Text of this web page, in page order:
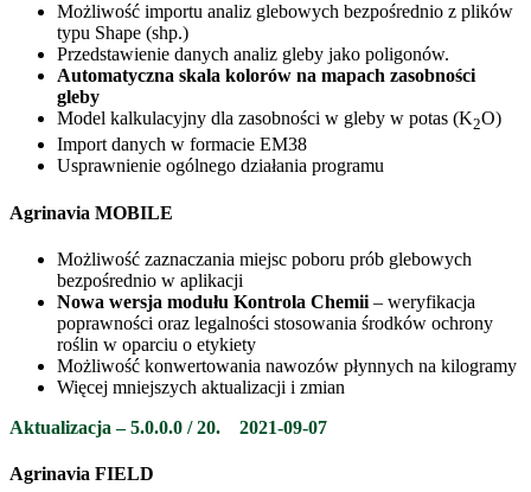
Możliwość importu analiz glebowych bezpośrednio z plików
typu Shape (shp.)
Przedstawienie danych analiz gleby jako poligonów.
Automatyczna skala kolorów na mapach zasobności
gleby
Model kalkulacyjny dla zasobności w gleby w potas (K2O)
Import danych w formacie EM38
Usprawnienie ogólnego działania programu
Agrinavia MOBILE
Możliwość zaznaczania miejsc poboru prób glebowych
bezpośrednio w aplikacji
Nowa wersja modułu Kontrola Chemii – weryfikacja
poprawności oraz legalności stosowania środków ochrony
roślin w oparciu o etykiety
Możliwość konwertowania nawozów płynnych na kilogramy
Więcej mniejszych aktualizacji i zmian
Aktualizacja– 5.0.0.0 / 20. 2021-09-07
Agrinavia FIELD